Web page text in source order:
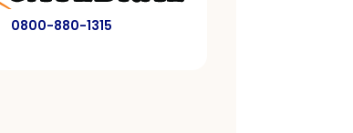
0800-880-1315